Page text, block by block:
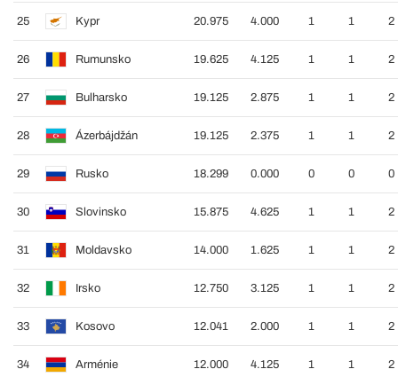
25 Kypr 20.975 4.000 1 1 2
26 Rumunsko 19.625 4.125 1 1 2
27 Bulharsko 19.125 2.875 1 1 2
28 Ázerbájdžán 19.125 2.375 1 1 2
29 Rusko 18.299 0.000 0 0 0
30 Slovinsko 15.875 4.625 1 1 2
31 Moldavsko 14.000 1.625 1 1 2
32 Irsko 12.750 3.125 1 1 2
33 Kosovo 12.041 2.000 1 1 2
34 Arménie 12.000 4.125 1 1 2